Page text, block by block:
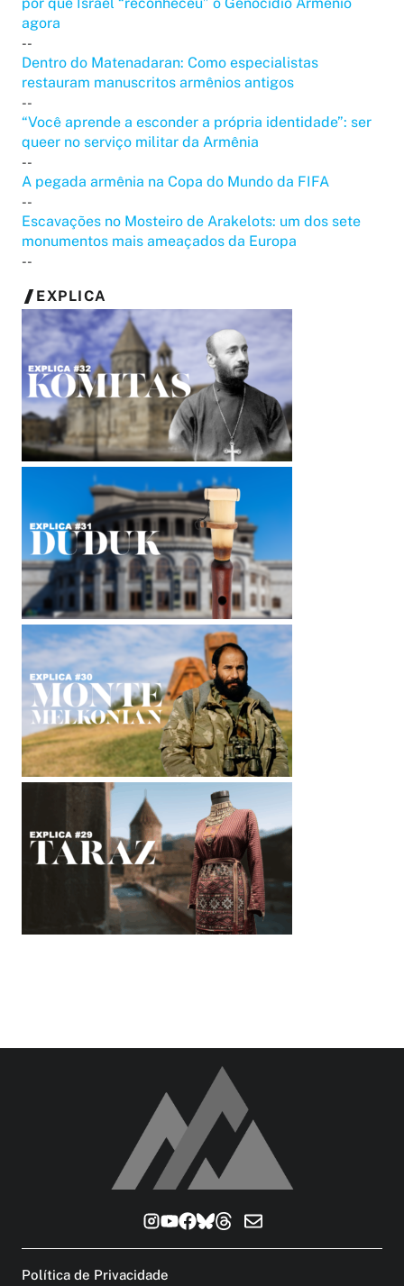
agora
--
Dentro do Matenadaran: Como especialistas
restauram manuscritos armênios antigos
--
“Você aprende a esconder a própria identidade”: ser
queer no serviço militar da Armênia
--
A pegada armênia na Copa do Mundo da FIFA
--
Escavações no Mosteiro de Arakelots: um dos sete
monumentos mais ameaçados da Europa
--
EXPLICA
Política de Privacidade